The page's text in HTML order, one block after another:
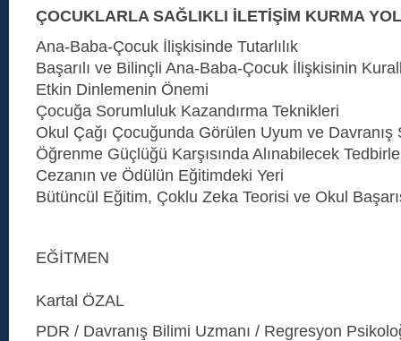
ÇOCUKLARLA SAĞLIKLI İLETİŞİM KURMA
Ana-Baba-Çocuk İlişkisinde Tutarlılık
Başarılı ve Bilinçli Ana-Baba-Çocuk İlişkisinin
Etkin Dinlemenin Önemi
Çocuğa Sorumluluk Kazandırma Teknikleri
Okul Çağı Çocuğunda Görülen Uyum ve Davranış
Öğrenme Güçlüğü Karşısında Alınabilecek
Cezanın ve Ödülün Eğitimdeki Yeri
Bütüncül Eğitim, Çoklu Zeka Teorisi ve Okul
EĞİTMEN
Kartal ÖZAL
PDR / Davranış Bilimi Uzmanı / Regresyon